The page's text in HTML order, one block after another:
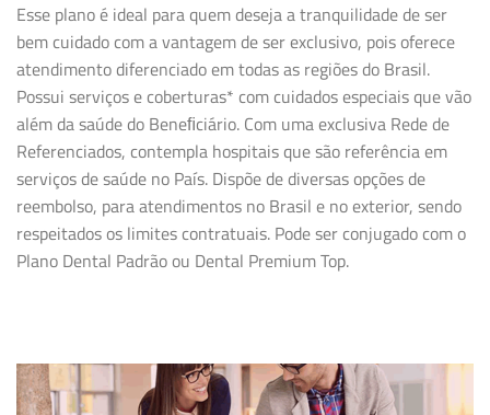
Esse plano é ideal para quem deseja a tranquilidade de ser
bem cuidado com a vantagem de ser exclusivo, pois oferece
atendimento diferenciado em todas as regiões do Brasil.
Possui serviços e coberturas* com cuidados especiais que vão
além da saúde do Beneﬁciário. Com uma exclusiva Rede de
Referenciados, contempla hospitais que são referência em
serviços de saúde no País. Dispõe de diversas opções de
reembolso, para atendimentos no Brasil e no exterior, sendo
respeitados os limites contratuais. Pode ser conjugado com o
Plano Dental Padrão ou Dental Premium Top.